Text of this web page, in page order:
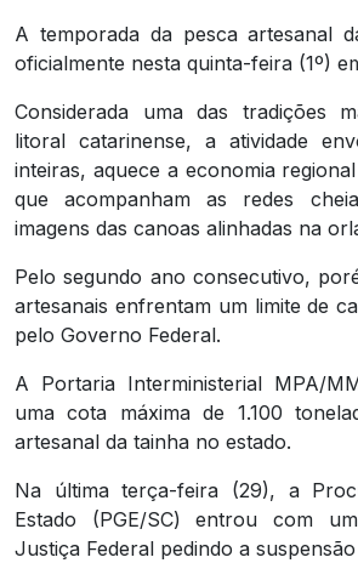
A temporada da pesca artesanal
oficialmente nesta quinta-feira (1º)
Considerada uma das tradições
litoral catarinense, a atividade
inteiras, aquece a economia
que acompanham as redes
imagens das canoas alinhadas na
Pelo segundo ano consecutivo,
artesanais enfrentam um limite de
pelo Governo Federal.
A Portaria Interministerial MPA/
uma cota máxima de 1.100
artesanal da tainha no estado.
Na última terça-feira (29), a
Estado (PGE/SC) entrou com
Justiça Federal pedindo a suspensão